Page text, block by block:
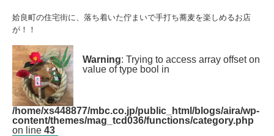
姶良町の住宅街に、落ち着いた佇まいで手打ち蕎麦を楽しめるお店
が！！
Warning: Trying to access array offset on
value of type bool in
/home/xs448877/mbc.co.jp/public_html/blogs/aira/wp-
content/themes/mag_tcd036/functions/category.php
on line 43